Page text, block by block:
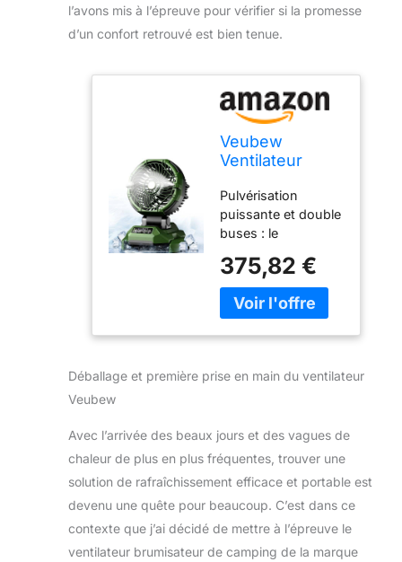
l’avons mis à l’épreuve pour vérifier si la promesse
d’un confort retrouvé est bien tenue.
Veubew
Ventilateur
portable, 30
000 mAh,
alimenté par
batterie
rechargeable, 4
vents forts et 4
brumisateurs,
ventilateur de
au sol pour
extérieur,
Pulvérisation
puissante et double
buses : le
brumisation
portable Veubew
dispose de la
développée par
puissante avec une
portée allant
jusqu'à 6 m et un
volume de
pulvérisation de
6000 ml/h. Les
deux buses de
375,82 €
Déballage et première prise en main du ventilateur
Veubew
Avec l’arrivée des beaux jours et des vagues de
chaleur de plus en plus fréquentes, trouver une
solution de rafraîchissement efficace et portable est
devenu une quête pour beaucoup. C’est dans ce
contexte que j’ai décidé de mettre à l’épreuve le
ventilateur brumisateur de camping de la marque